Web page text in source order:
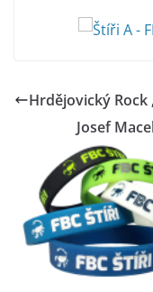
Hrdějovický Rock
Josef